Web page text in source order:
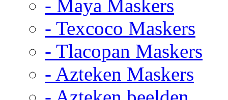
- Maya Maskers
- Texcoco Maskers
- Tlacopan Maskers
- Azteken Maskers